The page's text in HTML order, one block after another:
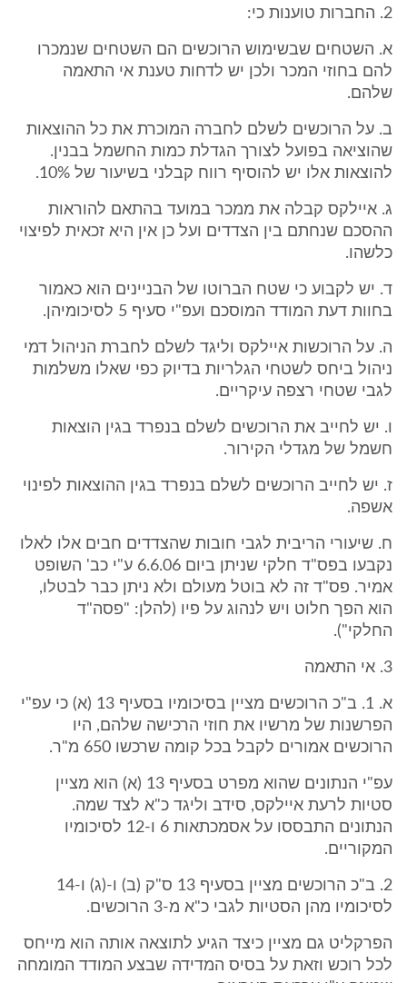
2. החברות טוענות כי:
א. השטחים שבשימוש הרוכשים הם השטחים שנמכרו
להם בחוזי המכר ולכן יש לדחות טענת אי התאמה
שלהם.
ב. על הרוכשים לשלם לחברה המוכרת את כל ההוצאות
שהוציאה בפועל לצורך הגדלת כמות החשמל בבנין.
להוצאות אלו יש להוסיף רווח קבלני בשיעור של 10%.
ג. איילקס קבלה את ממכר במועד בהתאם להוראות
ההסכם שנחתם בין הצדדים ועל כן אין היא זכאית לפיצוי
כלשהו.
ד. יש לקבוע כי שטח הברוטו של הבניינים הוא כאמור
בחוות דעת המודד המוסכם ועפ"י סעיף 5 לסיכומיהן.
ה. על הרוכשות איילקס וליגד לשלם לחברת הניהול דמי
ניהול ביחס לשטחי הגלריות בדיוק כפי שאלו משלמות
לגבי שטחי רצפה עיקריים.
ו. יש לחייב את הרוכשים לשלם בנפרד בגין הוצאות
חשמל של מגדלי הקירור.
ז. יש לחייב הרוכשים לשלם בנפרד בגין ההוצאות לפינוי
אשפה.
ח. שיעורי הריבית לגבי חובות שהצדדים חבים אלו לאלו
נקבעו בפס"ד חלקי שניתן ביום 6.6.06 ע"י כב' השופט
אמיר. פס"ד זה לא בוטל מעולם ולא ניתן כבר לבטלו,
הוא הפך חלוט ויש לנהוג על פיו (להלן: "פסה"ד
החלקי").
3. אי התאמה
א. 1. ב"כ הרוכשים מציין בסיכומיו בסעיף 13 (א) כי עפ"י
הפרשנות של מרשיו את חוזי הרכישה שלהם, היו
הרוכשים אמורים לקבל בכל קומה שרכשו 650 מ"ר.
עפ"י הנתונים שהוא מפרט בסעיף 13 (א) הוא מציין
סטיות לרעת איילקס, סידב וליגד כ"א לצד שמה.
הנתונים התבססו על אסמכתאות 6 ו-12 לסיכומיו
המקוריים.
2. ב"כ הרוכשים מציין בסעיף 13 ס"ק (ב) ו-(ג) ו-14
לסיכומיו מהן הסטיות לגבי כ"א מ-3 הרוכשים.
הפרקליט גם מציין כיצד הגיע לתוצאה אותה הוא מייחס
לכל רוכש וזאת על בסיס המדידה שבצע המודד המומחה